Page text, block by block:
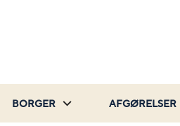
BORGER AFGØRELSER